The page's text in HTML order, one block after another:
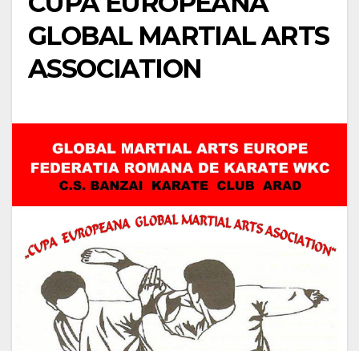
GLOBAL MARTIAL ARTS
ASSOCIATION